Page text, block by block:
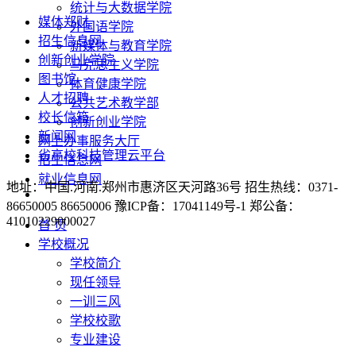
统计与大数据学院
外国语学院
新媒体与教育学院
马克思主义学院
体育健康学院
公共艺术教学部
创新创业学院
网上办事服务大厅
招生信息网
就业信息网
首 页
学校概况
学校简介
现任领导
一训三风
学校校歌
专业建设
媒体郑财
招生信息网
创新创业学院
图书馆
人才招聘
校长信箱
新闻网
省高校科技管理云平台
地址：中国.河南.郑州市惠济区天河路36号 招生热线：0371-
86650005 86650006 豫ICP备：17041149号-1 郑公备：
41010229000027